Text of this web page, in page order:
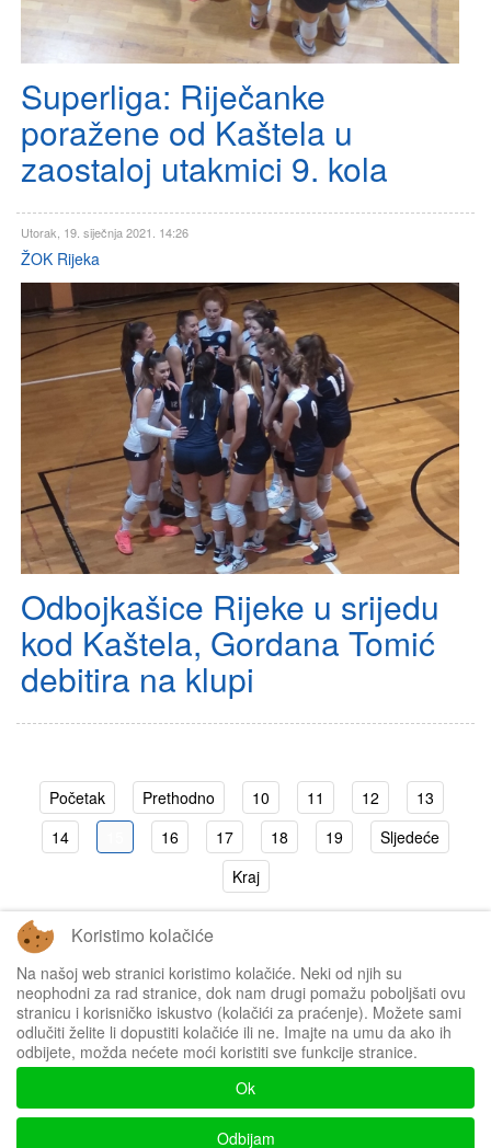
Superliga: Riječanke
poražene od Kaštela u
zaostaloj utakmici 9. kola
Utorak, 19. siječnja 2021. 14:26
ŽOK Rijeka
Odbojkašice Rijeke u srijedu
kod Kaštela, Gordana Tomić
debitira na klupi
Početak Prethodno 10 11 12
13
14
16 17 18 19
Sljedeće
Kraj
Stranica 15 od 19
Impressum
Politika privatnosti
Koristimo kolačiće
Na našoj web stranici koristimo kolačiće. Neki od njih su
neophodni za rad stranice, dok nam drugi pomažu poboljšati ovu
stranicu i korisničko iskustvo (kolačići za praćenje). Možete sami
odlučiti želite li dopustiti kolačiće ili ne. Imajte na umu da ako ih
odbijete, možda nećete moći koristiti sve funkcije stranice.
Ok
Odbijam